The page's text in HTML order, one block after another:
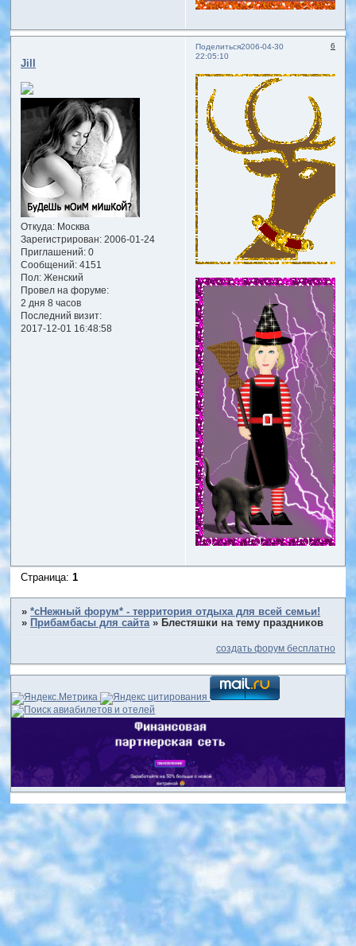
Поделиться 6
2006-04-30
22:05:10
Jill
Откуда:Москва
Зарегистрирован: 2006-01-24
Приглашений:0
Сообщений:4151
Пол:Женский
Провел на форуме:
2 дня 8 часов
Последний визит:
2017-12-01 16:48:58
Страница:1
»*сНежный форум* - территория отдыха для всей семьи!
» Прибамбасы для сайта » Блестяшки на тему праздников
создать форум бесплатно